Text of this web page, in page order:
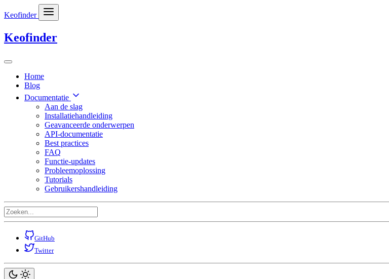
Keofinder
Keofinder
Home
Blog
Documentatie
Aan de slag
Installatiehandleiding
Geavanceerde onderwerpen
API-documentatie
Best practices
FAQ
Functie-updates
Probleemoplossing
Tutorials
Gebruikershandleiding
GitHub
Twitter